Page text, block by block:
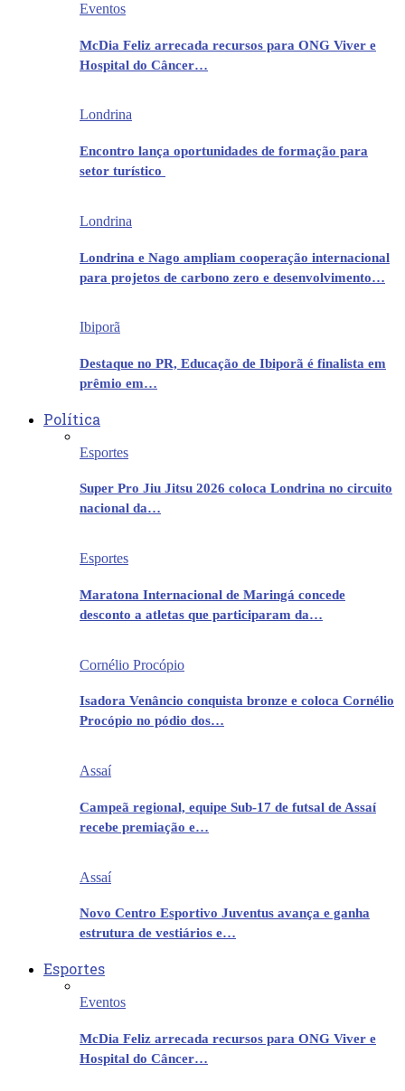
Eventos
McDia Feliz arrecada recursos para ONG Viver e
Hospital do Câncer…
Londrina
Encontro lança oportunidades de formação para
setor turístico
Londrina
Londrina e Nago ampliam cooperação internacional
para projetos de carbono zero e desenvolvimento…
Ibiporã
Destaque no PR, Educação de Ibiporã é finalista em
prêmio em…
Política
Esportes
Super Pro Jiu Jitsu 2026 coloca Londrina no circuito
nacional da…
Esportes
Maratona Internacional de Maringá concede
desconto a atletas que participaram da…
Cornélio Procópio
Isadora Venâncio conquista bronze e coloca Cornélio
Procópio no pódio dos…
Assaí
Campeã regional, equipe Sub-17 de futsal de Assaí
recebe premiação e…
Assaí
Novo Centro Esportivo Juventus avança e ganha
estrutura de vestiários e…
Esportes
Eventos
McDia Feliz arrecada recursos para ONG Viver e
Hospital do Câncer…